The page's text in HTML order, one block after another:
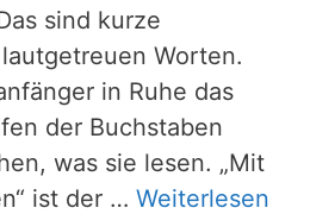
sind kurze
Worten.
in Ruhe das
der Buchstaben
was sie lesen. „Mit
ist der … Weiterlesen